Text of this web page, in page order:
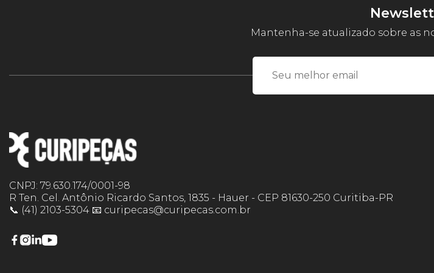
Mantenha-se atualizado sobre as
CNPJ: 79.630.174/0001-98
R Ten. Cel. Antônio Ricardo Santos, 1835 - Hauer - CEP 81630-250 Curitiba-PR
📞 (41) 2103-5304 📧 curipecas@curipecas.com.br